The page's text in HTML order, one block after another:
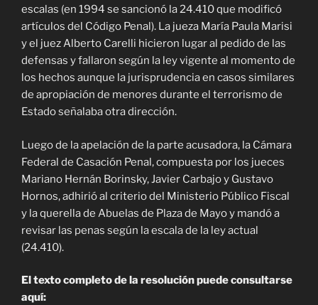
escalas (en 1994 se sancionó la 24.410 que modificó
artículos del Código Penal). La jueza María Paula Marisi
y el juez Alberto Carelli hicieron lugar al pedido de las
defensas y fallaron según la ley vigente al momento de
los hechos aunque la jurisprudencia en casos similares
de apropiación de menores durante el terrorismo de
Estado señalaba otra dirección.
Luego de la apelación de la parte acusadora, la Cámara
Federal de Casación Penal, compuesta por los jueces
Mariano Hernán Borinsky, Javier Carbajo y Gustavo
Hornos, adhirió al criterio del Ministerio Público Fiscal
y la querella de Abuelas de Plaza de Mayo y mandó a
revisar las penas según la escala de la ley actual
(24.410).
El texto completo de la resolución puede consultarse
aquí: